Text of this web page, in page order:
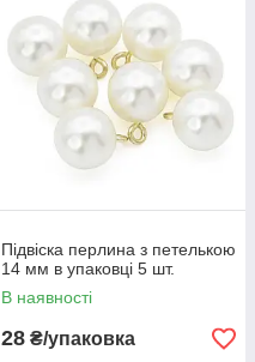
Підвіска перлина з петелькою
14 мм в упаковці 5 шт.
В наявності
28 ₴/упаковка